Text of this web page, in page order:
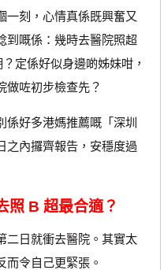
刻，心情真係既興奮又
到嘅係：幾時去醫院照超
定係好似身邊啲姊妹咁，
做咗初步檢查先？
好多港媽推薦嘅「深圳
之內攞齊報告，安穩度過
照 B 超最合適？
日就衝去醫院。其實太
而令自己更緊張。